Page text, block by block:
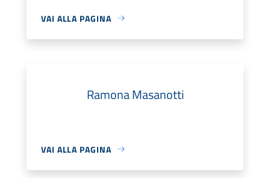
VAI ALLA PAGINA
Ramona Masanotti
VAI ALLA PAGINA